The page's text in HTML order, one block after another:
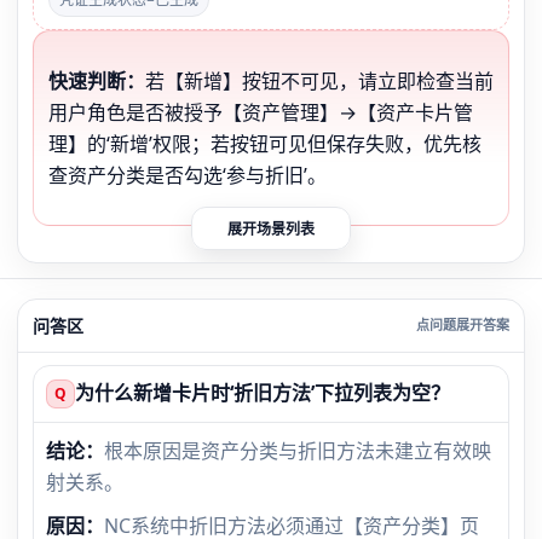
快速判断： 若【新增】按钮不可见，请立即检查当前
用户角色是否被授予【资产管理】→【资产卡片管
理】的‘新增’权限；若按钮可见但保存失败，优先核
查资产分类是否勾选‘参与折旧’。
展开场景列表
问答区
Q 为什么新增卡片时‘折旧方法’下拉列表为空？
结论： 根本原因是资产分类与折旧方法未建立有效映
射关系。
原因： NC系统中折旧方法必须通过【资产分类】页